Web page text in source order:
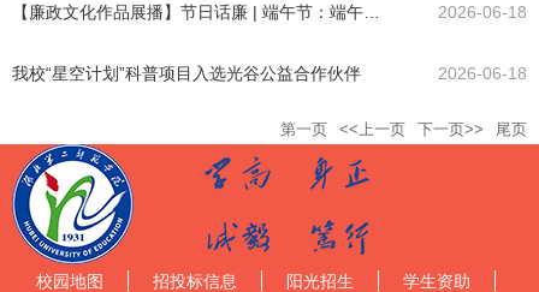
2026-06-18
我校“星空计划”科普项目入选光谷公益合作伙伴 2026-06-18
第一页 <<上一页 下一页>> 尾页
校园地图 招投标信息 阳光招生
学生资助